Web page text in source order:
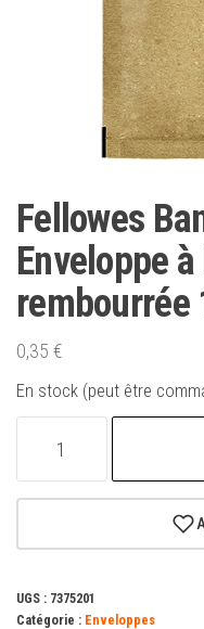
Fellowes
Enveloppe
rembourrée
0,35 €
En stock (peut être
Box
Enveloppe
UGS : 7375201
Catégorie : Enveloppes